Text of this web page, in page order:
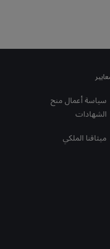
سياسة أعمال منح
الشهادات
ميثاقنا الملكي